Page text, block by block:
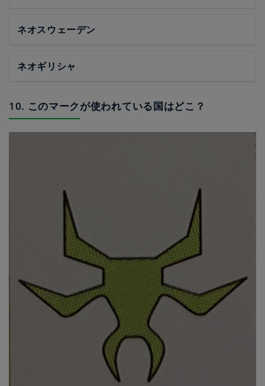
ネオスウェーデン
ネオギリシャ
10. このマークが使われている国はどこ？